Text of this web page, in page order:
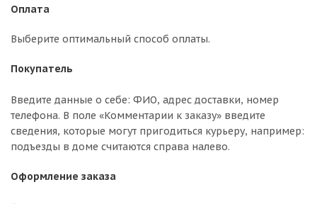
Оплата
Выберите оптимальный способ оплаты.
Покупатель
Введите данные о себе: ФИО, адрес доставки, номер
телефона. В поле «Комментарии к заказу» введите
сведения, которые могут пригодиться курьеру, например:
подъезды в доме считаются справа налево.
Оформление заказа